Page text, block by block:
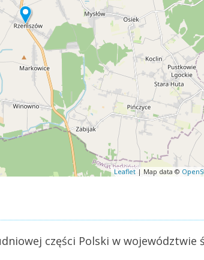
Leaflet| Map data ©
części Polski w województwie